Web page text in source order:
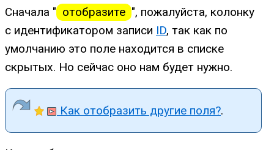
Сначала " отобразите ", пожалуйста, колонку
с идентификатором записи ID, так как по
умолчанию это поле находится в списке
скрытых. Но сейчас оно нам будет нужно.
Как отобразить другие поля?.